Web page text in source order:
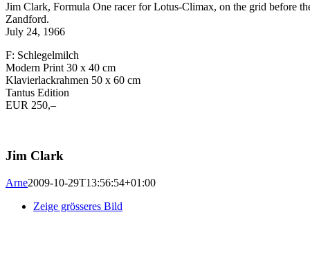
Jim Clark, Formula One racer for Lotus-Climax, on the grid before
Zandford.
July 24, 1966
F: Schlegelmilch
Modern Print 30 x 40 cm
Klavierlackrahmen 50 x 60 cm
Tantus Edition
EUR 250,–
Jim Clark
Arne2009-10-29T13:56:54+01:00
Zeige grösseres Bild